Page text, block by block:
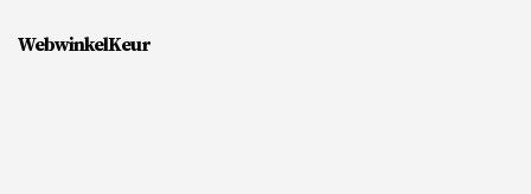
WebwinkelKeur